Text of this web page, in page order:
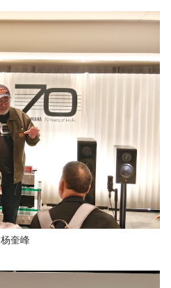
杨奎峰